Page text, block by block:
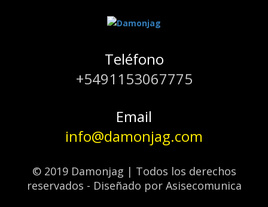
Teléfono
+5491153067775
Email
info@damonjag.com
© 2019 Damonjag | Todos los derechos
reservados - Diseñado por Asisecomunica